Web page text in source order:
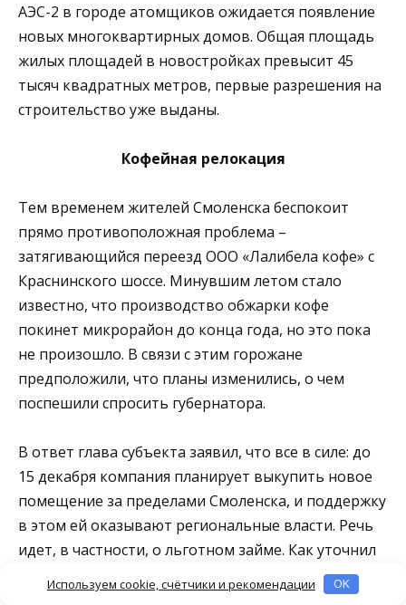
АЭС-2 в городе атомщиков ожидается появление
новых многоквартирных домов. Общая площадь
жилых площадей в новостройках превысит 45
тысяч квадратных метров, первые разрешения на
строительство уже выданы.
Кофейная релокация
Тем временем жителей Смоленска беспокоит
прямо противоположная проблема –
затягивающийся переезд ООО «Лалибела кофе» с
Краснинского шоссе. Минувшим летом стало
известно, что производство обжарки кофе
покинет микрорайон до конца года, но это пока
не произошло. В связи с этим горожане
предположили, что планы изменились, о чем
поспешили спросить губернатора.
В ответ глава субъекта заявил, что все в силе: до
15 декабря компания планирует выкупить новое
помещение за пределами Смоленска, и поддержку
в этом ей оказывают региональные власти. Речь
идет, в частности, о льготном займе. Как уточнил
правительственной комиссии, ведь речь идет о
Используем cookie, счётчики и рекомендации OK